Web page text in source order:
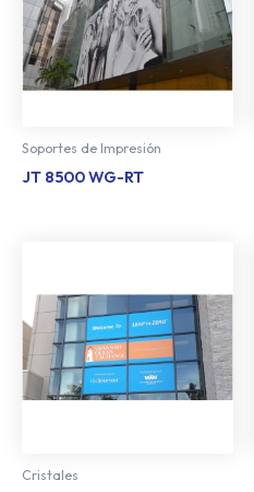
Soportes de Impresión
JT 8500 WG-RT
Cristales